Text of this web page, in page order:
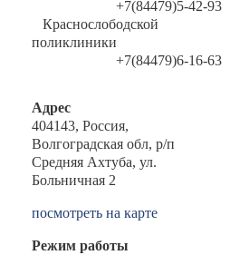
+7(84479)5-42-93
Краснослободской
поликлиники
+7(84479)6-16-63
Адрес
404143, Россия,
Волгоградская обл, р/п
Средняя Ахтуба, ул.
Больничная 2
посмотреть на карте
Режим работы